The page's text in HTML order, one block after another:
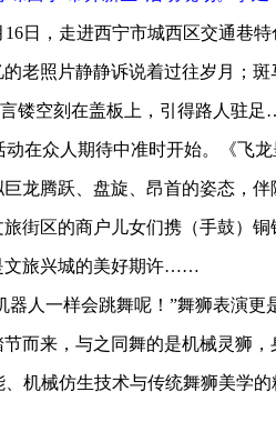
日，走进西宁市城西区交通巷特
老照片静静诉说着过往岁月；
言镂空刻在盖板上，引得路人驻
在众人期待中准时开始。《飞龙
龙腾跃、盘旋、昂首的姿态，
街区的商户儿女们携（手鼓）
文旅兴城的美好期许……
人一样会跳舞呢！”舞狮表演更
而来，与之同舞的是机械灵狮
机械仿生技术与传统舞狮美学